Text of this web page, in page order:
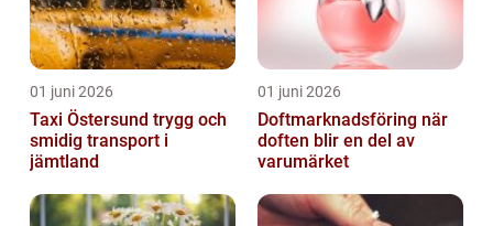
01 juni 2026
Taxi Östersund trygg och
smidig transport i
jämtland
01 juni 2026
Doftmarknadsföring när
doften blir en del av
varumärket